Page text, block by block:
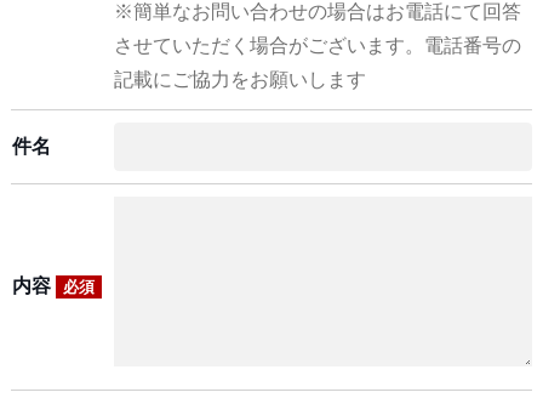
※簡単なお問い合わせの場合はお電話にて回答
させていただく場合がございます。電話番号の
記載にご協力をお願いします
件名
内容 必須